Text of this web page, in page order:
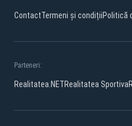
ContactTermeni și condițiiPolitică
Parteneri:
Realitatea.NETRealitatea Sportiva